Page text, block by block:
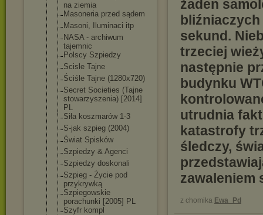
na ziemia
Masoneria przed sądem
Masoni, Iluminaci itp
NASA - archiwum
tajemnic
Polscy Szpiedzy
Scisle Tajne
Ściśle Tajne (1280x720)
Secret Societies (Tajne
stowarzyszenia) [2014]
PL
Siła koszmarów 1-3
S-jak szpieg (2004)
Świat Spisków
Szpiedzy & Agenci
Szpiedzy doskonali
Szpieg - Życie pod
przykrywką
Szpiegowskie
porachunki [2005] PL
Szyfr kompl
żaden
bliźniaczych
sekund.
trzeciej
następnie
budynku
utrudnia
katastrofy
śledczy,
zawaleniem
z chomika Ewa_Pd